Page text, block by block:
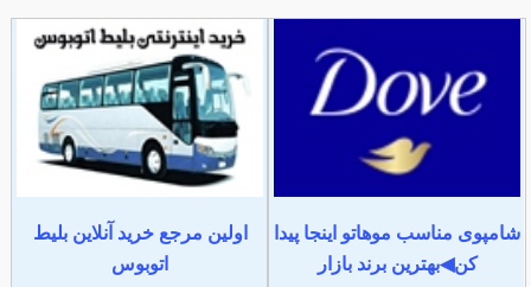
شامپوی مناسب موهاتو اینجا پیدا
کن◀بهترین برند بازار
اولین مرجع خرید آنلاین بلیط
اتوبوس